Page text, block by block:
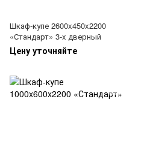
Шкаф-купе 2600x450x2200
«Стандарт» 3-х дверный
Цену уточняйте